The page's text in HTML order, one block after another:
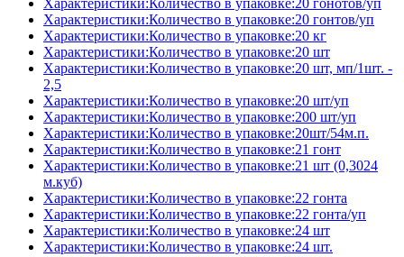
Характеристики:Количество в упаковке:20 гонотов/уп
Характеристики:Количество в упаковке:20 гонтов/уп
Характеристики:Количество в упаковке:20 кг
Характеристики:Количество в упаковке:20 шт
Характеристики:Количество в упаковке:20 шт, мп/1шт. -
2,5
Характеристики:Количество в упаковке:20 шт/уп
Характеристики:Количество в упаковке:200 шт/уп
Характеристики:Количество в упаковке:20шт/54м.п.
Характеристики:Количество в упаковке:21 гонт
Характеристики:Количество в упаковке:21 шт (0,3024
м.куб)
Характеристики:Количество в упаковке:22 гонта
Характеристики:Количество в упаковке:22 гонта/уп
Характеристики:Количество в упаковке:24 шт
Характеристики:Количество в упаковке:24 шт.